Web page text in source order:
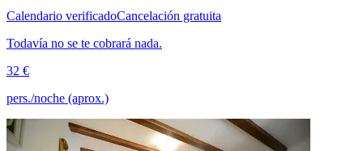
Calendario verificadoCancelación gratuita
Todavía no se te cobrará nada.
32 €
pers./noche (aprox.)